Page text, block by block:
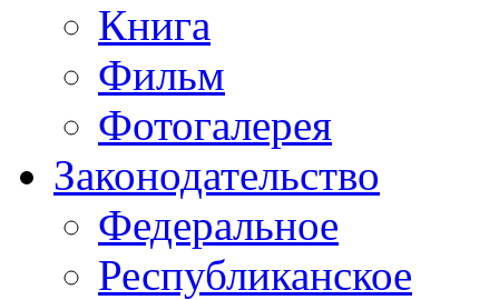
Книга
Фильм
Фотогалерея
Законодательство
Федеральное
Республиканское